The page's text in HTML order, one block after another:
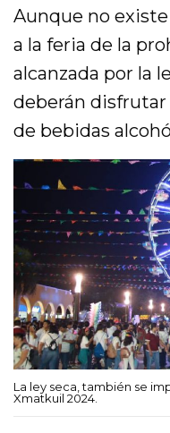
Aunque no
a la feria de la
alcanzada por la
deberán
de bebidas
La ley seca, también se
Xmatkuil 2024.